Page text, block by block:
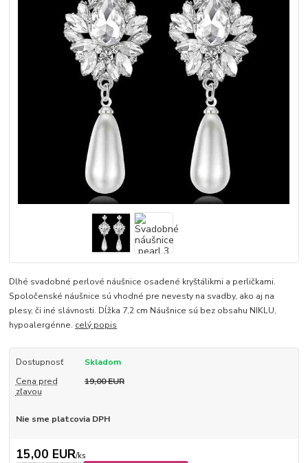
Dlhé svadobné perlové náušnice osadené kryštálikmi a perličkami.
Spoločenské náušnice sú vhodné pre nevesty na svadby, ako aj na
plesy, či iné slávnosti. Dĺžka 7,2 cm Náušnice sú bez obsahu NIKLU,
hypoalergénne. celý popis
Dostupnosť
Skladom
Cena pred
zľavou
19,00 EUR
Nie sme platcovia DPH
15,00 EUR/ks